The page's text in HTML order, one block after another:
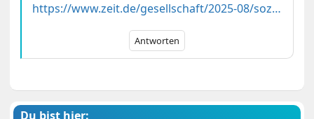
https://www.zeit.de/gesellschaft/2025-08/soziale-medien-kinder-jugendliche-leopoldina-smartphone-empfehlungen
Antworten
Du bist hier: